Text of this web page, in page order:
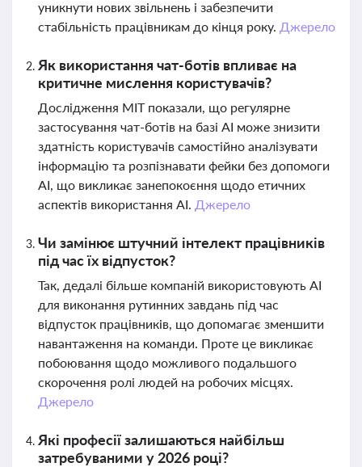
уникнути нових звільнень і забезпечити
стабільність працівникам до кінця року. Джерело
Як використання чат-ботів впливає на
критичне мислення користувачів?
Дослідження MIT показали, що регулярне
застосування чат-ботів на базі AI може знизити
здатність користувачів самостійно аналізувати
інформацію та розпізнавати фейки без допомоги
AI, що викликає занепокоєння щодо етичних
аспектів використання AI. Джерело
Чи замінює штучний інтелект працівників
під час їх відпусток?
Так, дедалі більше компаній використовують AI
для виконання рутинних завдань під час
відпусток працівників, що допомагає зменшити
навантаження на команди. Проте це викликає
побоювання щодо можливого подальшого
скорочення ролі людей на робочих місцях.
Джерело
Які професії залишаються найбільш
затребуваними у 2026 році?